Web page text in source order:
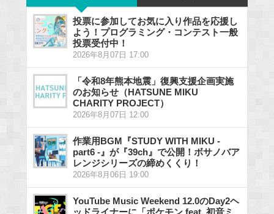
投票に参加してお気に入り作品を応援し
よう！プログラミング・コンテスト一般
投票受付中！
2026年8月07日 17:00
「令和8年熊本地震」復興支援企画実施
のお知らせ（HATSUNE MIKU
CHARITY PROJECT）
2026年8月07日 12:00
作業用BGM『STUDY WITH MIKU -
part6 -』が『39ch』で公開！ボサノバア
レンジシリーズの締めくくり！
2026年8月06日 19:00
YouTube Music Weekend 12.0のDay2ヘ
ッドライナーに「ポケモン feat. 初音ミ